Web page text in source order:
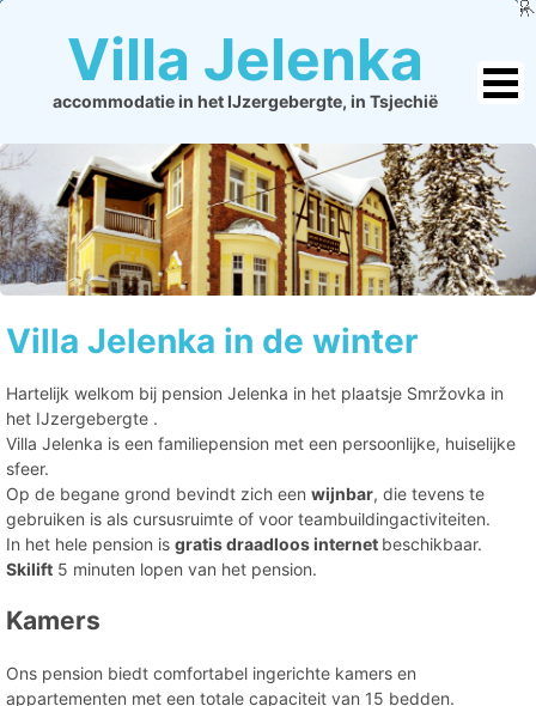
Villa Jelenka
accommodatie in het IJzergebergte, in Tsjechië
Villa Jelenka in de winter
Hartelijk welkom bij pension Jelenka in het plaatsje Smržovka in
het IJzergebergte .
Villa Jelenka is een familiepension met een persoonlijke, huiselijke
sfeer.
Op de begane grond bevindt zich een wijnbar, die tevens te
gebruiken is als cursusruimte of voor teambuildingactiviteiten.
In het hele pension is gratis draadloos internet beschikbaar.
Skilift 5 minuten lopen van het pension.
Kamers
Ons pension biedt comfortabel ingerichte kamers en
appartementen met een totale capaciteit van 15 bedden.